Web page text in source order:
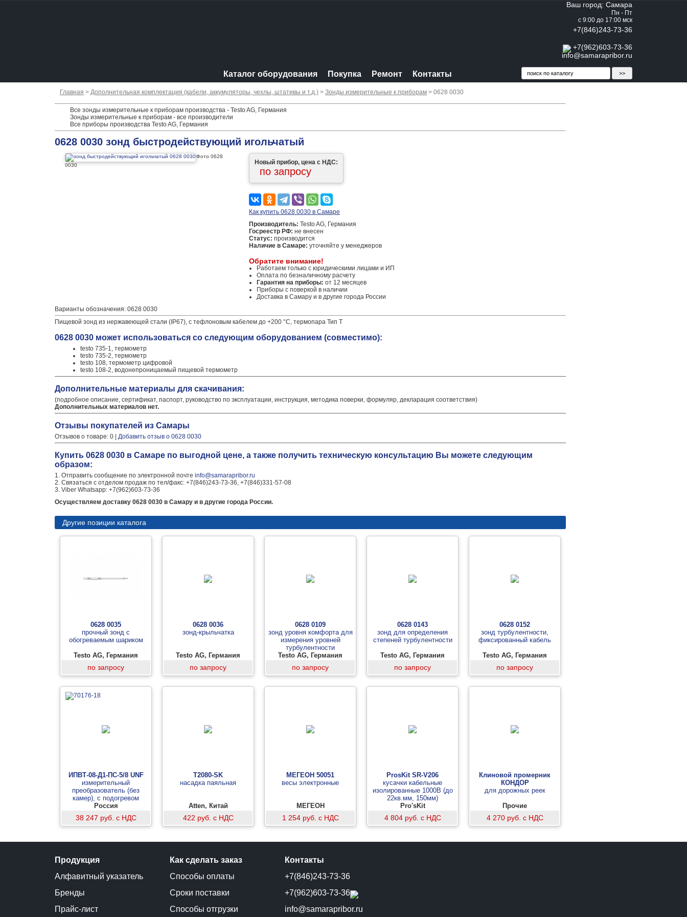
Ваш город: Самара
Пн - Пт
с 9:00 до 17:00 мск
+7(846)243-73-36
+7(962)603-73-36
info@samarapribor.ru
Каталог оборудования Покупка Ремонт Контакты
Главная > Дополнительная комплектация (кабели, аккумуляторы, чехлы, штативы и т.д.) > Зонды измерительные к приборам > 0628 0030
Все зонды измерительные к приборам производства - Testo AG, Германия
Зонды измерительные к приборам - все производители
Все приборы производства Testo AG, Германия
0628 0030 зонд быстродействующий игольчатый
Фото 0628
0030
Новый прибор, цена с НДС:
по запросу
Как купить 0628 0030 в Самаре
Производитель: Testo AG, Германия
Госреестр РФ: не внесен
Статус: производится
Наличие в Самаре: уточняйте у менеджеров
Обратите внимание!
Работаем только с юридическими лицами и ИП
Оплата по безналичному расчету
Гарантия на приборы: от 12 месяцев
Приборы с поверкой в наличии
Доставка в Самару и в другие города России
Варианты обозначения: 0628 0030
Пищевой зонд из нержавеющей стали (IP67), с тефлоновым кабелем до +200 °C, термопара Тип T
0628 0030 может использоваться со следующим оборудованием (совместимо):
testo 735-1, термометр
testo 735-2, термометр
testo 108, термометр цифровой
testo 108-2, водонепроницаемый пищевой термометр
Дополнительные материалы для скачивания:
(подробное описание, сертификат, паспорт, руководство по эксплуатации, инструкция, методика поверки, формуляр, декларация соответствия)
Дополнительных материалов нет.
Отзывы покупателей из Самары
Отзывов о товаре: 0 | Добавить отзыв о 0628 0030
Купить 0628 0030 в Самаре по выгодной цене, а также получить техническую консультацию Вы можете следующим
образом:
1. Отправить сообщение по электронной почте info@samarapribor.ru
2. Связаться с отделом продаж по тел/факс: +7(846)243-73-36, +7(846)331-57-08
3. Viber Whatsapp: +7(962)603-73-36
Осуществляем доставку 0628 0030 в Самару и в другие города России.
Другие позиции каталога
0628 0035
прочный зонд с
обогреваемым шариком
Testo AG, Германия
по запросу
0628 0036
зонд-крыльчатка
Testo AG, Германия
по запросу
0628 0109
зонд уровня комфорта для
измерения уровней
турбулентности
Testo AG, Германия
по запросу
0628 0143
зонд для определения
степеней турбулентности
Testo AG, Германия
по запросу
0628 0152
зонд турбулентности,
фиксированный кабель
Testo AG, Германия
по запросу
ИПВТ-08-Д1-ПС-5/8 UNF
измерительный
преобразователь (без
камер), с подогревом
сенсора, давление 25 атм
Россия
38 247 руб. с НДС
T2080-SK
насадка паяльная
Atten, Китай
422 руб. с НДС
МЕГЕОН 50051
весы электронные
МЕГЕОН
1 254 руб. с НДС
ProsKit SR-V206
кусачки кабельные
изолированные 1000В (до
22кв.мм, 150мм)
Pro'sKit
4 804 руб. с НДС
Клиновой промерник
КОНДОР
для дорожных реек
Прочие
4 270 руб. с НДС
Продукция
Алфавитный указатель
Бренды
Прайс-лист
Как сделать заказ
Способы оплаты
Сроки поставки
Способы отгрузки
Контакты
+7(846)243-73-36
+7(962)603-73-36
info@samarapribor.ru